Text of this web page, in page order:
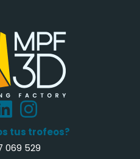
tus trofeos?
069 529